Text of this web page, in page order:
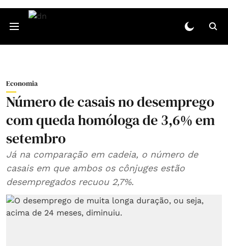
Economia
Número de casais no desemprego
com queda homóloga de 3,6% em
setembro
Já na comparação em cadeia, o número de
casais em que ambos os cônjuges estão
desempregados recuou 2,7%.